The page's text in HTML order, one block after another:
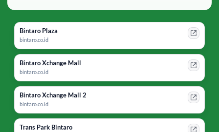
Bintaro Plaza
bintaro.co.id
Bintaro Xchange Mall
bintaro.co.id
Bintaro Xchange Mall 2
bintaro.co.id
Trans Park Bintaro